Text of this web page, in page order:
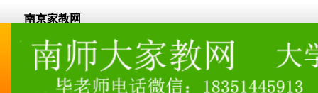
南京家教网